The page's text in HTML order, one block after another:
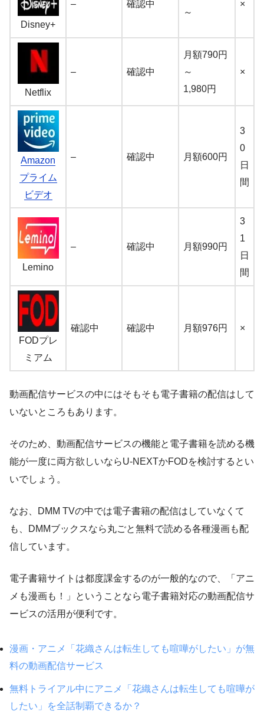
Disney+
– 確認中
～
×
Netflix
– 確認中
月額790円
～
1,980円
×
Amazon
プライム
ビデオ
– 確認中 月額600円
3
0
日
間
Lemino
– 確認中 月額990円
3
1
日
間
FODプレ
ミアム
確認中 確認中 月額976円 ×
動画配信サービスの中にはそもそも電子書籍の配信はして
いないところもあります。
そのため、動画配信サービスの機能と電子書籍を読める機
能が一度に両方欲しいならU-NEXTかFODを検討するとい
いでしょう。
なお、DMM TVの中では電子書籍の配信はしていなくて
も、DMMブックスなら丸ごと無料で読める各種漫画も配
信しています。
電子書籍サイトは都度課金するのが一般的なので、「アニ
メも漫画も！」ということなら電子書籍対応の動画配信サ
ービスの活用が便利です。
漫画・アニメ「花織さんは転生しても喧嘩がしたい」が無
料の動画配信サービス
無料トライアル中にアニメ「花織さんは転生しても喧嘩が
したい」を全話制覇できるか？